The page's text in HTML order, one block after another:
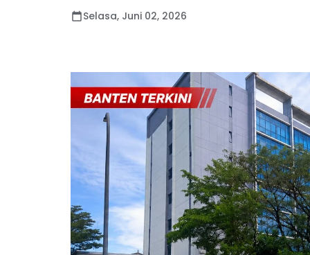
Selasa, Juni 02, 2026